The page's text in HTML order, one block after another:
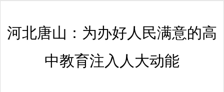
河北唐山：为办好人民满意的高
中教育注入人大动能